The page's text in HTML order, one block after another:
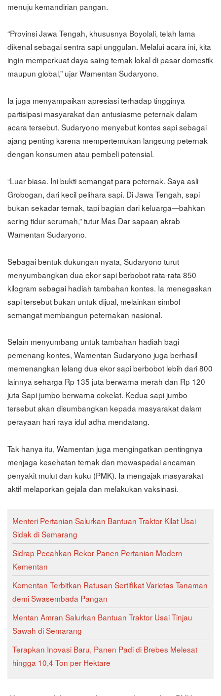
menuju kemandirian pangan.
“Provinsi Jawa Tengah, khususnya Boyolali, telah lama
dikenal sebagai sentra sapi unggulan. Melalui acara ini, kita
ingin memperkuat daya saing ternak lokal di pasar domestik
maupun global,” ujar Wamentan Sudaryono.
Ia juga menyampaikan apresiasi terhadap tingginya
partisipasi masyarakat dan antusiasme peternak dalam
acara tersebut. Sudaryono menyebut kontes sapi sebagai
ajang penting karena mempertemukan langsung peternak
dengan konsumen atau pembeli potensial.
“Luar biasa. Ini bukti semangat para peternak. Saya asli
Grobogan, dari kecil pelihara sapi. Di Jawa Tengah, sapi
bukan sekadar ternak, tapi bagian dari keluarga—bahkan
sering tidur serumah,” tutur Mas Dar sapaan akrab
Wamentan Sudaryono.
Sebagai bentuk dukungan nyata, Sudaryono turut
menyumbangkan dua ekor sapi berbobot rata-rata 850
kilogram sebagai hadiah tambahan kontes. Ia menegaskan
sapi tersebut bukan untuk dijual, melainkan simbol
semangat membangun peternakan nasional.
Selain menyumbang untuk tambahan hadiah bagi
pemenang kontes, Wamentan Sudaryono juga berhasil
memenangkan lelang dua ekor sapi berbobot lebih dari 800
lainnya seharga Rp 135 juta berwarna merah dan Rp 120
juta Sapi jumbo berwarna cokelat. Kedua sapi jumbo
tersebut akan disumbangkan kepada masyarakat dalam
perayaan hari raya idul adha mendatang.
Tak hanya itu, Wamentan juga mengingatkan pentingnya
menjaga kesehatan ternak dan mewaspadai ancaman
penyakit mulut dan kuku (PMK). Ia mengajak masyarakat
aktif melaporkan gejala dan melakukan vaksinasi.
Menteri Pertanian Salurkan Bantuan Traktor Kilat Usai
Sidak di Semarang
Sidrap Pecahkan Rekor Panen Pertanian Modern
Kementan
Kementan Terbitkan Ratusan Sertifikat Varietas Tanaman
demi Swasembada Pangan
Mentan Amran Salurkan Bantuan Traktor Usai Tinjau
Sawah di Semarang
Terapkan Inovasi Baru, Panen Padi di Brebes Melesat
hingga 10,4 Ton per Hektare